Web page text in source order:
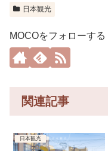
日本観光
MOCOをフォローする
関連記事
日本観光